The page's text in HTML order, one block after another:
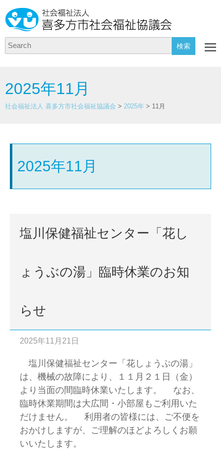
Search
2025年11月
社会福祉法人 喜多方市社会福祉協議会 > 2025年 > 11月
2025年11月
塩川保健福祉センター「花し
ょうぶの湯」臨時休業のお知
らせ
2025年11月21日
塩川保健福祉センター「花しょうぶの湯」
は、機械の故障により、１１月２１日（金）
より当面の間臨時休業いたします。 なお、
臨時休業期間は大広間・小部屋もご利用いた
だけません。 利用者の皆様には、ご不便を
おかけしますが、ご理解のほどよろしくお願
いいたします。